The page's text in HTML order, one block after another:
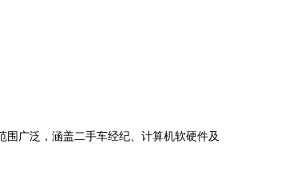
广泛，涵盖二手车经纪、计算机软硬件及